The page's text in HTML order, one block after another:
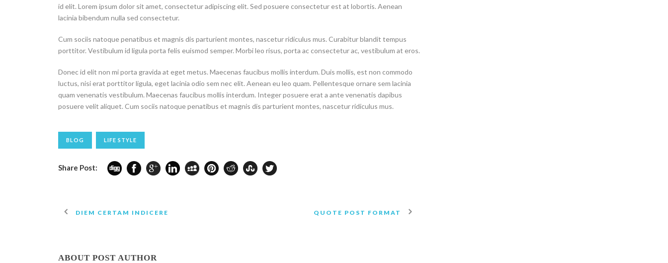
id elit. Lorem ipsum dolor sit amet, consectetur adipiscing elit. Sed posuere consectetur est at lobortis. Aenean
lacinia bibendum nulla sed consectetur.
Cum sociis natoque penatibus et magnis dis parturient montes, nascetur ridiculus mus. Curabitur blandit tempus
porttitor. Vestibulum id ligula porta felis euismod semper. Morbi leo risus, porta ac consectetur ac, vestibulum at eros.
Donec id elit non mi porta gravida at eget metus. Maecenas faucibus mollis interdum. Duis mollis, est non commodo
luctus, nisi erat porttitor ligula, eget lacinia odio sem nec elit. Aenean eu leo quam. Pellentesque ornare sem lacinia
quam venenatis vestibulum. Maecenas faucibus mollis interdum. Integer posuere erat a ante venenatis dapibus
posuere velit aliquet. Cum sociis natoque penatibus et magnis dis parturient montes, nascetur ridiculus mus.
BLOG LIFE STYLE
Share Post:
DIEM CERTAM INDICERE QUOTE POST FORMAT
ABOUT POST AUTHOR